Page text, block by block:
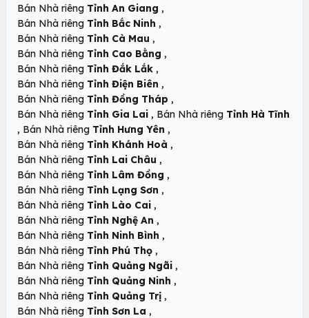
Bán Nhà riêng Tỉnh An Giang ,
Bán Nhà riêng Tỉnh Bắc Ninh ,
Bán Nhà riêng Tỉnh Cà Mau ,
Bán Nhà riêng Tỉnh Cao Bằng ,
Bán Nhà riêng Tỉnh Đắk Lắk ,
Bán Nhà riêng Tỉnh Điện Biên ,
Bán Nhà riêng Tỉnh Đồng Tháp ,
Bán Nhà riêng Tỉnh Gia Lai , Bán Nhà riêng Tỉnh Hà Tĩnh
, Bán Nhà riêng Tỉnh Hưng Yên ,
Bán Nhà riêng Tỉnh Khánh Hoà ,
Bán Nhà riêng Tỉnh Lai Châu ,
Bán Nhà riêng Tỉnh Lâm Đồng ,
Bán Nhà riêng Tỉnh Lạng Sơn ,
Bán Nhà riêng Tỉnh Lào Cai ,
Bán Nhà riêng Tỉnh Nghệ An ,
Bán Nhà riêng Tỉnh Ninh Bình ,
Bán Nhà riêng Tỉnh Phú Thọ ,
Bán Nhà riêng Tỉnh Quảng Ngãi ,
Bán Nhà riêng Tỉnh Quảng Ninh ,
Bán Nhà riêng Tỉnh Quảng Trị ,
Bán Nhà riêng Tỉnh Sơn La ,